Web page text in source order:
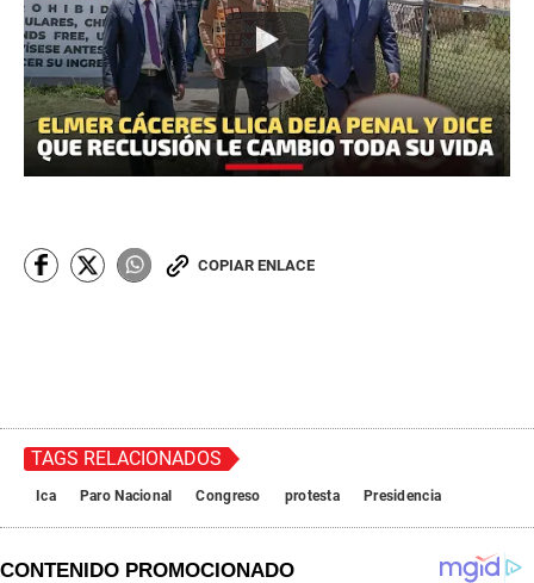
COPIAR ENLACE
TAGS RELACIONADOS
Ica Paro Nacional Congreso protesta Presidencia